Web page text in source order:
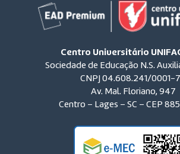
Centro Universitário
Sociedade de Educação N.S.
CNPJ 04.608.241/0001-
Av. Mal. Floriano, 947
Centro – Lages – SC – CEP